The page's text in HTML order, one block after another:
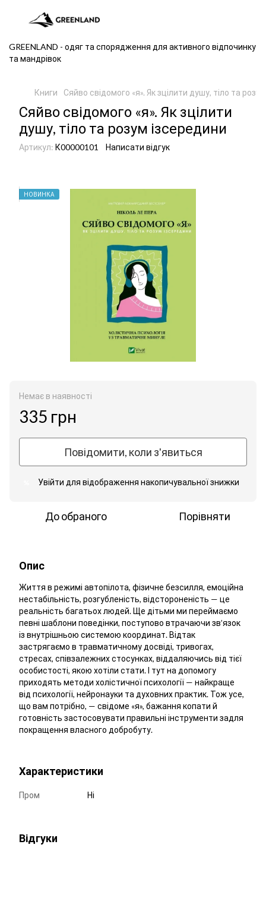
GREENLAND - одяг та спорядження для активного відпочинку
та мандрівок
Книги Сяйво свідомого «я». Як зцілити душу, тіло та
Сяйво свідомого «я». Як зцілити
душу, тіло та розум ізсередини
Артикул: К00000101 Написати відгук
НОВИНКА
Немає в наявності
335 грн
Повідомити, коли з'явиться
Увійти для відображення накопичувальної знижки
До обраного Порівняти
Опис
Життя в режимі автопілота, фізичне безсилля, емоційна
нестабільність, розгубленість, відстороненість — це
реальність багатьох людей. Ще дітьми ми переймаємо
певні шаблони поведінки, поступово втрачаючи зв’язок
із внутрішньою системою координат. Відтак
застрягаємо в травматичному досвіді, тривогах,
стресах, співзалежних стосунках, віддаляючись від тієї
особистості, якою хотіли стати. І тут на допомогу
приходять методи холістичної психології — найкраще
від психології, нейронауки та духовних практик. Тож усе,
що вам потрібно, — свідоме «я», бажання копати й
готовність застосовувати правильні інструменти задля
покращення власного добробуту.
Характеристики
Пром Ні
Відгуки